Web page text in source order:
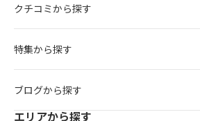
クチコミから探す
特集から探す
ブログから探す
エリアから探す